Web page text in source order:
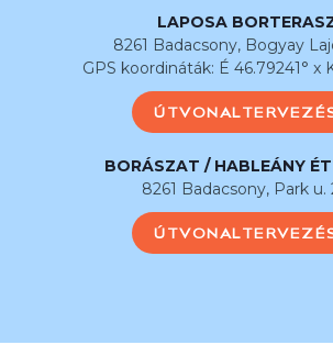
LAPOSA
8261 Badacsony, Bogyay
GPS koordináták: É 46.79241° x
BORÁSZAT / HABLEÁNY
8261 Badacsony, Park u.